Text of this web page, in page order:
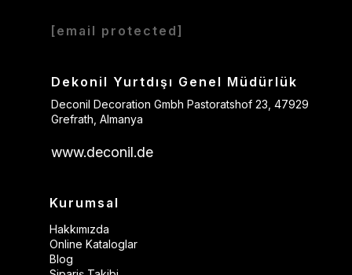
[email protected]
Dekonil Yurtdışı Genel Müdürlük
Deconil Decoration Gmbh Pastoratshof 23, 47929
Grefrath, Almanya
www.deconil.de
Kurumsal
Hakkımızda
Online Kataloglar
Blog